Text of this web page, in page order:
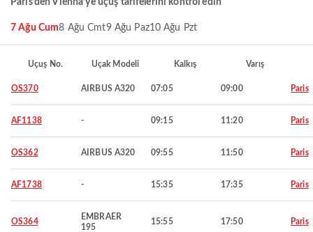
Paris’den Vienna’ye uçuş tarifelerini kontrol edin
7 Ağu Cum8 Ağu Cmt9 Ağu Paz10 Ağu Pzt
Uçuş No. Uçak Modeli Kalkış Varış
OS370 AIRBUS A320 07:05 09:00 Paris
AF1138 - 09:15 11:20 Paris
OS362 AIRBUS A320 09:55 11:50 Paris
AF1738 - 15:35 17:35 Paris
OS364
EMBRAER
195
15:55 17:50 Paris